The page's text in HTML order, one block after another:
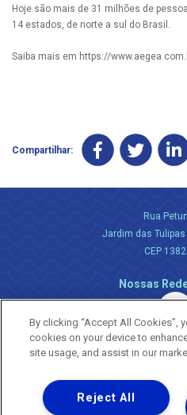
Hoje são mais de 31 milhões de
14 estados, de norte a sul do Brasil.
Saiba mais em https://
Compartilhar:
Rua
Jardim das Tulipas
CEP
Nossas
Uma empresa
Copyright ®
By clicking “Accept All Cookies”,
cookies on your device to
site usage, and assist in our
Reject All